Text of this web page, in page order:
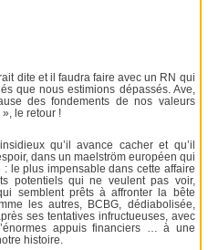
dite et il faudra faire avec un RN qui
que nous estimions dépassés. Ave,
des fondements de nos valeurs
le retour !
qu’il avance cacher et qu’il
dans un maelström européen qui
: le plus impensable dans cette affaire
potentiels qui ne veulent pas voir,
semblent prêts à affronter la bête
les autres, BCBG, dédiabolisée,
ses tentatives infructueuses, avec
appuis financiers … à une
histoire.